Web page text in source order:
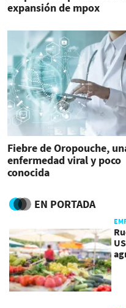
expansión de mpox
Fiebre de Oropouche,
enfermedad viral y poco
conocida
EN PORTADA